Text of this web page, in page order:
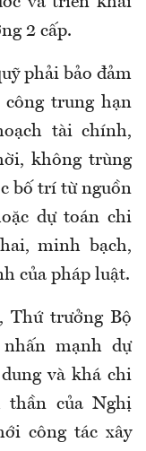
2 cấp.
phải bảo đảm
trung hạn
tài chính,
không trùng
bố trí từ nguồn
dự toán chi
minh bạch,
của pháp luật.
Thứ trưởng Bộ
mạnh dự
và khá chi
của Nghị
công tác xây